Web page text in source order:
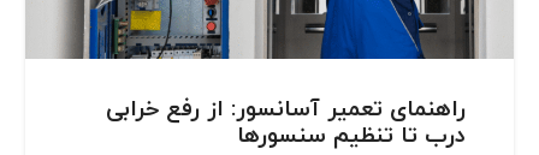
راهنمای تعمیر آسانسور: از رفع خرابی
درب تا تنظیم سنسورها